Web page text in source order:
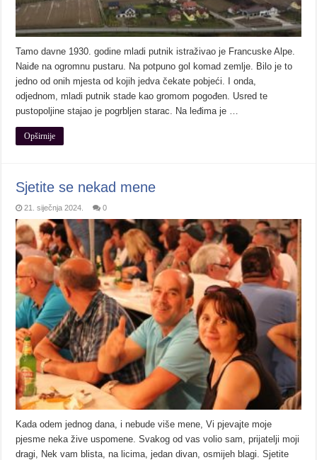
Tamo davne 1930. godine mladi putnik istraživao je Francuske Alpe.
Naiđe na ogromnu pustaru. Na potpuno gol komad zemlje. Bilo je to
jedno od onih mjesta od kojih jedva čekate pobjeći. I onda,
odjednom, mladi putnik stade kao gromom pogođen. Usred te
pustopoljine stajao je pogrbljen starac. Na leđima je …
Opširnije
Sjetite se nekad mene
21. siječnja 2024. 0
Kada odem jednog dana, i nebude više mene, Vi pjevajte moje
pjesme neka žive uspomene. Svakog od vas volio sam, prijatelji moji
dragi, Nek vam blista, na licima, jedan divan, osmijeh blagi. Sjetite